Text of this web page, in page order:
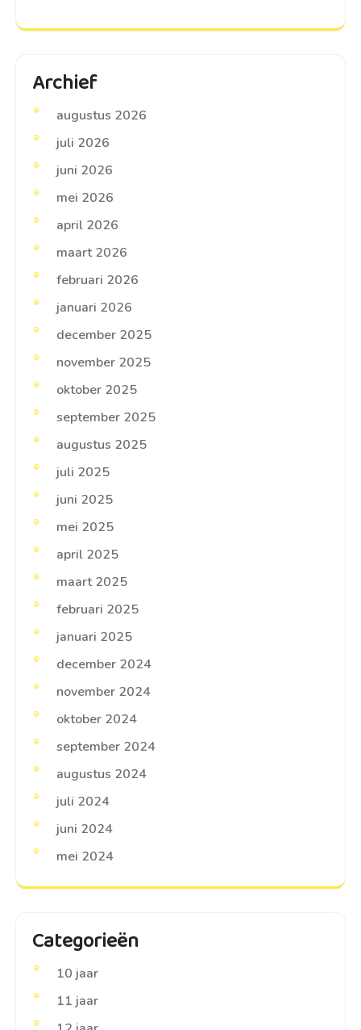
Archief
augustus 2026
juli 2026
juni 2026
mei 2026
april 2026
maart 2026
februari 2026
januari 2026
december 2025
november 2025
oktober 2025
september 2025
augustus 2025
juli 2025
juni 2025
mei 2025
april 2025
maart 2025
februari 2025
januari 2025
december 2024
november 2024
oktober 2024
september 2024
augustus 2024
juli 2024
juni 2024
mei 2024
Categorieën
10 jaar
11 jaar